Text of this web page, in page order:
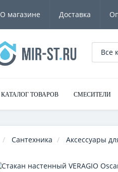
О магазине Доставка
Все
КАТАЛОГ ТОВАРОВ СМЕСИТЕЛИ
Сантехника Аксессуары